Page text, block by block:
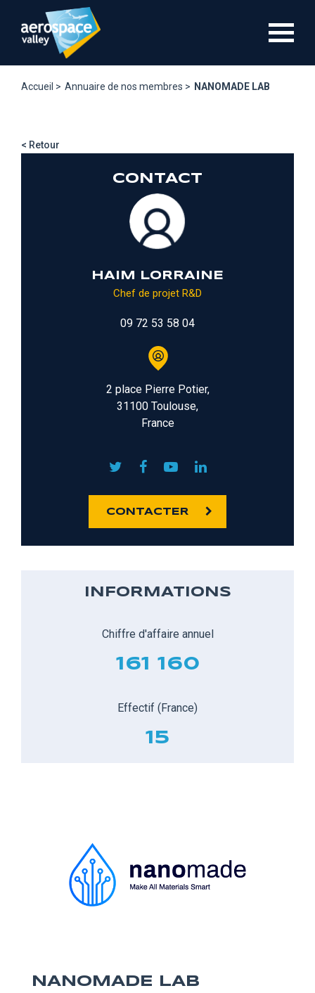
contenu
Accueil > Annuaire de nos membres > NANOMADE LAB
< Retour
CONTACT
HAIM LORRAINE
Chef de projet R&D
09 72 53 58 04
2 place Pierre Potier,
31100 Toulouse,
France
CONTACTER
INFORMATIONS
Chiffre d'affaire annuel
161 160
Effectif (France)
15
NANOMADE LAB